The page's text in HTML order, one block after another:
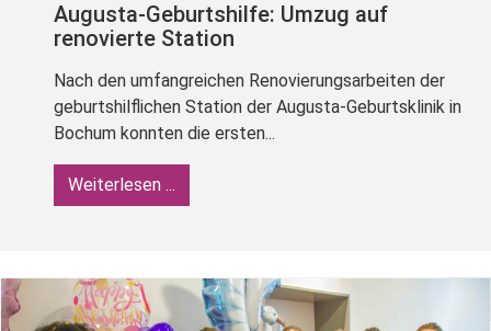
Augusta-Geburtshilfe: Umzug auf
renovierte Station
Nach den umfangreichen Renovierungsarbeiten der
geburtshilflichen Station der Augusta-Geburtsklinik in
Bochum konnten die ersten...
Weiterlesen ...